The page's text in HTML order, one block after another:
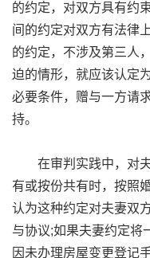
的约定，对双方具有约
间的约定对双方有法律
的约定，不涉及第三人
迫的情形，就应该认定
必要条件，赠与一方请
持。
在审判实践中，对
有或按份共有时，按照
认为这种约定对夫妻双
与协议;如果夫妻约定将
因未办理房屋变更登记